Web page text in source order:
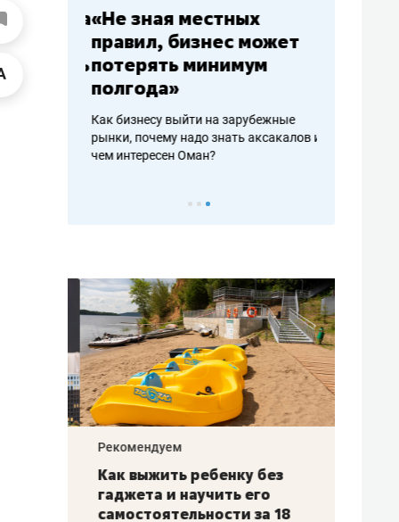
работа «Не зная местных
правил, бизнес может
потерять минимум
полгода»
Как бизнесу выйти на зарубежные
рынки, почему надо знать аксакалов и
чем интересен Оман?
Рекомендуем
Как выжить ребенку без
гаджета и научить его
самостоятельности за 18